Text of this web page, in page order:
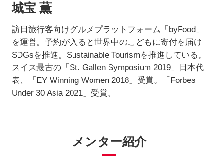
城宝 薫
訪日旅行客向けグルメプラットフォーム「byFood」
を運営。予約が入ると世界中のこどもに寄付を届け
SDGsを推進。Sustainable Tourismを推進している。
スイス最古の「St. Gallen Symposium 2019」日本代
表、「EY Winning Women 2018」受賞。「Forbes
Under 30 Asia 2021」受賞。
メンター紹介